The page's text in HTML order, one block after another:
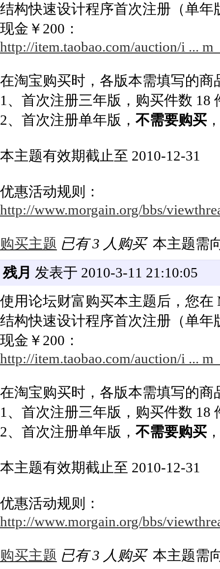
结构快速设计程序首次注册（单
现金￥200：
http://item.taobao.com/auction/i ...
在淘宝购买时，各版本需填写的商
1、首次注册三年版，购买件数 18
2、首次注册单年版， 不需要购买
本主题有效期截止至 2010-12-31
优惠活动规则：
http://www.morgain.org/bbs/
购买主题 已有 3 人购买 本主题需
残月 发表于 2010-3-11 21:10:05
使用论坛财富购买本主题后，您在
结构快速设计程序首次注册（单
现金￥200：
http://item.taobao.com/auction/i ...
在淘宝购买时，各版本需填写的商
1、首次注册三年版，购买件数 18
2、首次注册单年版， 不需要购买
本主题有效期截止至 2010-12-31
优惠活动规则：
http://www.morgain.org/bbs/
购买主题 已有 3 人购买 本主题需